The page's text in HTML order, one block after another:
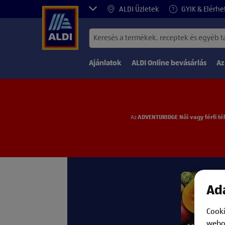
ALDI Üzletek GYIK &
Ajánlatok ALDI Online bevásárlás
AzADVENTURIDGE Női vagy férfi